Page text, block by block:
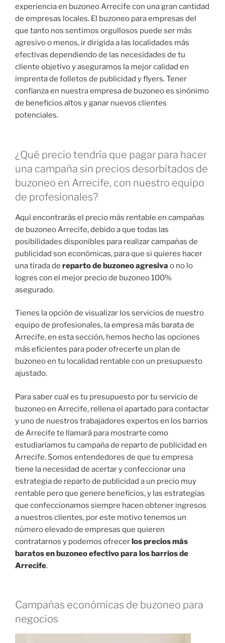
experiencia en buzoneo Arrecife con una gran cantidad
de empresas locales. El buzoneo para empresas del
que tanto nos sentimos orgullosos puede ser más
agresivo o menos, ir dirigida a las localidades más
efectivas dependiendo de las necesidades de tu
cliente objetivo y aseguramos la mejor calidad en
imprenta de folletos de publicidad y flyers. Tener
confianza en nuestra empresa de buzoneo es sinónimo
de beneficios altos y ganar nuevos clientes
potenciales.
¿Qué precio tendría que pagar para hacer
una campaña sin precios desorbitados de
buzoneo en Arrecife, con nuestro equipo
de profesionales?
Aquí encontrarás el precio más rentable en campañas
de buzoneo Arrecife, debido a que todas las
posibilidades disponibles para realizar campañas de
publicidad son económicas, para que si quieres hacer
una tirada de reparto de buzoneo agresiva o no lo
logres con el mejor precio de buzoneo 100%
asegurado.
Tienes la opción de visualizar los servicios de nuestro
equipo de profesionales, la empresa más barata de
Arrecife, en esta sección, hemos hecho las opciones
más eficientes para poder ofrecerte un plan de
buzoneo en tu localidad rentable con un presupuesto
ajustado.
Para saber cual es tu presupuesto por tu servicio de
buzoneo en Arrecife, rellena el apartado para contactar
y uno de nuestros trabajadores expertos en los barrios
de Arrecife te llamará para mostrarte como
estudiaríamos tu campaña de reparto de publicidad en
Arrecife. Somos entendedores de que tu empresa
tiene la necesidad de acertar y confeccionar una
estrategia de reparto de publicidad a un precio muy
rentable pero que genere beneficios, y las estrategias
que confeccionamos siempre hacen obtener ingresos
a nuestros clientes, por este motivo tenemos un
número elevado de empresas que quieren
contratarnos y podemos ofrecerlos precios más
baratos en buzoneo efectivo para los barrios de
Arrecife.
Campañas económicas de buzoneo para
negocios